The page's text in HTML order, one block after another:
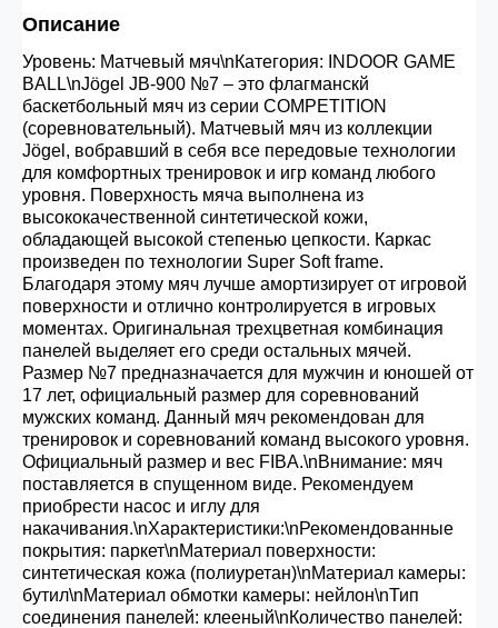
Опт 3(33%)- сумма всех заказов за 6 месяцев
80.000 рублей
Опт 2(36%)- сумма всех заказов за 6 месяцев
200.000 рублей.
Опт 1(38%) -сумма всех заказов за 6 месяцев -
400.000 рублей.
Описание
Уровень: Матчевый мяч\nКатегория: INDOOR GAME
BALL\nJögel JB-900 №7 – это флагманскй
баскетбольный мяч из серии COMPETITION
(соревновательный). Матчевый мяч из коллекции
Jögel, вобравший в себя все передовые технологии
для комфортных тренировок и игр команд любого
уровня. Поверхность мяча выполнена из
высококачественной синтетической кожи,
обладающей высокой степенью цепкости. Каркас
произведен по технологии Super Soft frame.
Благодаря этому мяч лучше амортизирует от игровой
поверхности и отлично контролируется в игровых
моментах. Оригинальная трехцветная комбинация
панелей выделяет его среди остальных мячей.
Размер №7 предназначается для мужчин и юношей от
17 лет, официальный размер для соревнований
мужских команд. Данный мяч рекомендован для
тренировок и соревнований команд высокого уровня.
Официальный размер и вес FIBA.\nВнимание: мяч
поставляется в спущенном виде. Рекомендуем
приобрести насос и иглу для
накачивания.\nХарактеристики:\nРекомендованные
покрытия: паркет\nМатериал поверхности:
синтетическая кожа (полиуретан)\nМатериал камеры:
бутил\nМатериал обмотки камеры: нейлон\nТип
соединения панелей: клееный\nКоличество панелей: